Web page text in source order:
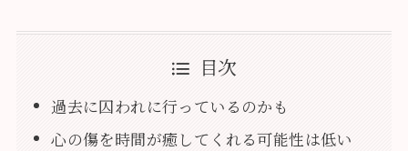
目次
過去に囚われに行っているのかも
心の傷を時間が癒してくれる可能性は低い